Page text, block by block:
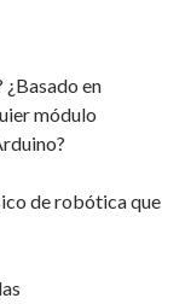
en
módulo
de robótica que